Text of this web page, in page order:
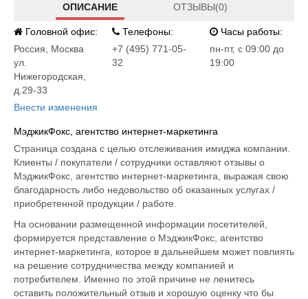
ОПИСАНИЕ ОТЗЫВЫ(0)
Головной офис:
Россия
Москва
ул.
Нижегородская,
д.29-33
Внести изменения
Телефоны:
+7 (495) 771-05-
32
Часы работы:
пн-пт, с 09:00 до
19:00
МэджикФокс, агентство интернет-маркетинга
Страница создана с целью отслеживания имиджа компании.
Клиенты / покупатели / сотрудники оставляют отзывы о
МэджикФокс, агентство интернет-маркетинга, выражая свою
благодарность либо недовольство об оказанных услугах /
приобретенной продукции / работе.
На основании размещенной информации посетителей,
формируется представление о МэджикФокс, агентство
интернет-маркетинга, которое в дальнейшем может повлиять
на решение сотрудничества между компанией и
потребителем. Именно по этой причине не ленитесь
оставить положительный отзыв и хорошую оценку что бы